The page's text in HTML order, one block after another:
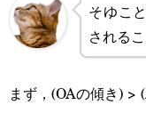
そゆこ
される
まず，(OAの傾き) >